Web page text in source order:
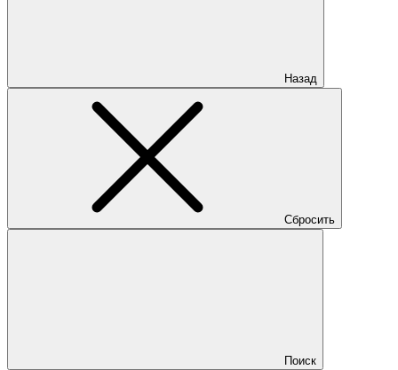
Назад
Сбросить
Поиск